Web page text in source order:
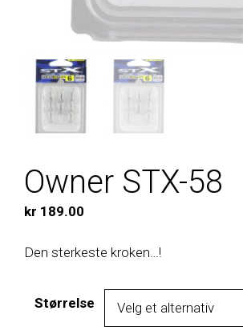
Owner STX-58
kr 189.00
Den sterkeste kroken…!
Størrelse